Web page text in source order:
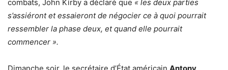
combats, John Kirby a déclaré que « les deux parties
s’assiéront et essaieront de négocier ce à quoi pourrait
ressembler la phase deux, et quand elle pourrait
commencer ».